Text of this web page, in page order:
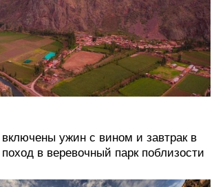
ужин с вином и завтрак в
в веревочный парк поблизости